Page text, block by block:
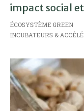
impact social
ÉCOSYSTÈME GREEN
INCUBATEURS &